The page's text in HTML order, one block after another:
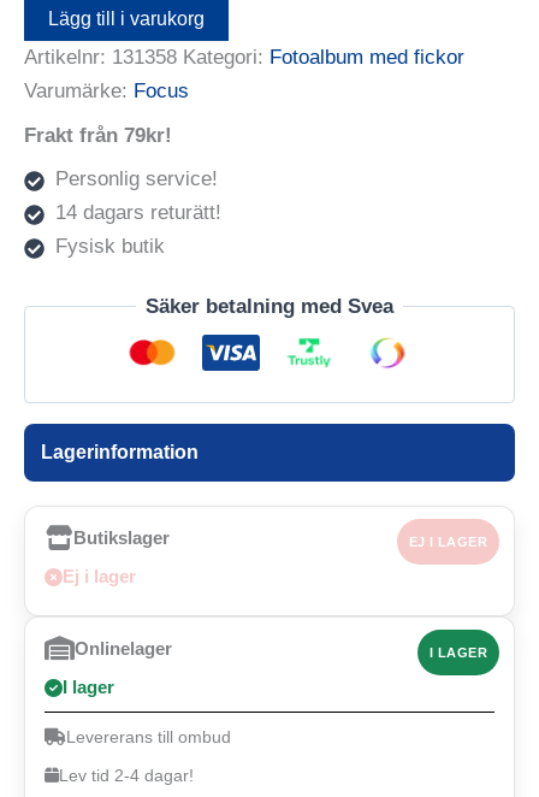
Blue
mängd
Lägg till i varukorg
Artikelnr: 131358 Kategori: Fotoalbum med fickor
Varumärke: Focus
Frakt från 79kr!
Personlig service!
14 dagars returätt!
Fysisk butik
Säker betalning med Svea
Lagerinformation
Butikslager EJ I LAGER
Ej i lager
Onlinelager I LAGER
I lager
Levererans till ombud
Lev tid 2-4 dagar!